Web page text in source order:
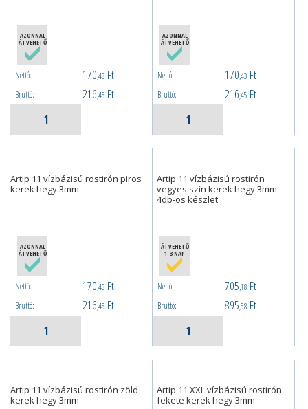
AZONNAL
ÁTVEHETŐ
Nettó: 170,43 Ft
Bruttó: 216,45 Ft
AZONNAL
ÁTVEHETŐ
Nettó: 170,43 Ft
Bruttó: 216,45 Ft
Artip 11 vízbázisú rostirón piros
kerek hegy 3mm
AZONNAL
ÁTVEHETŐ
Nettó: 170,43 Ft
Bruttó: 216,45 Ft
Artip 11 vízbázisú rostirón
vegyes szín kerek hegy 3mm
4db-os készlet
ÁTVEHETŐ
1-3 NAP
Nettó: 705,18 Ft
Bruttó: 895,58 Ft
Artip 11 vízbázisú rostirón zöld
kerek hegy 3mm
Artip 11 XXL vízbázisú rostirón
fekete kerek hegy 3mm